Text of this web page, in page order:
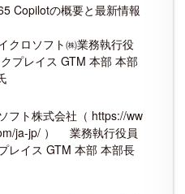
Copilotの概要と最新情報
クロソフト㈱業務執行役
プレイス GTM 本部 本部
フト株式会社（ https://ww
ja-jp/ ） 業務執行役員
レイス GTM 本部 本部長